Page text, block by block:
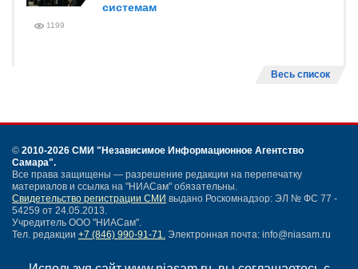
системам
1199
Весь список
© 2010-2026 СМИ "Независимое Информационное Агентство
Самара".
Все права защищены — разрешение редакции на перепечатку
материалов и ссылка на "НИАСам" обязательны.
Свидетельство регистрации СМИ выдано Роскомнадзор: ЭЛ № ФС 77 -
54259 от 24.05.2013.
Учредитель ООО "НИАСам".
Тел. редакции +7 (846) 990-91-71. Электронная почта: info@niasam.ru